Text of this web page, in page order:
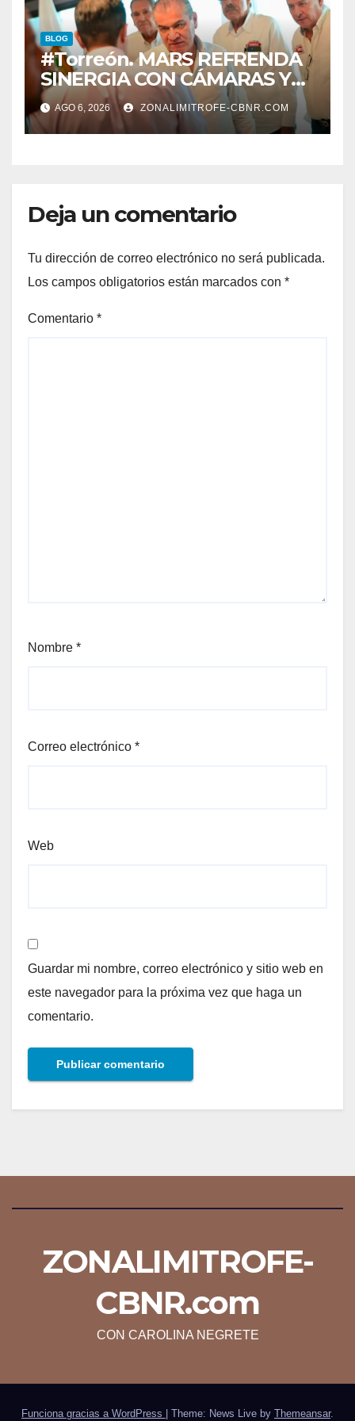
BLOG
#Torreón. MARS REFRENDA
SINERGIA CON CÁMARAS Y
ORGANISMOS, EN BENEFICIO
DEL DESARROLLO DE
TORREÓN
AGO 6, 2026 ZONALIMITROFE-CBNR.COM
Deja un comentario
Tu dirección de correo electrónico no será publicada.
Los campos obligatorios están marcados con *
Comentario *
Nombre *
Correo electrónico *
Web
Guardar mi nombre, correo electrónico y sitio web en
este navegador para la próxima vez que haga un
comentario.
ZONALIMITROFE-
CBNR.com
CON CAROLINA NEGRETE
Funciona gracias a WordPress | Theme: News Live by Themeansar.